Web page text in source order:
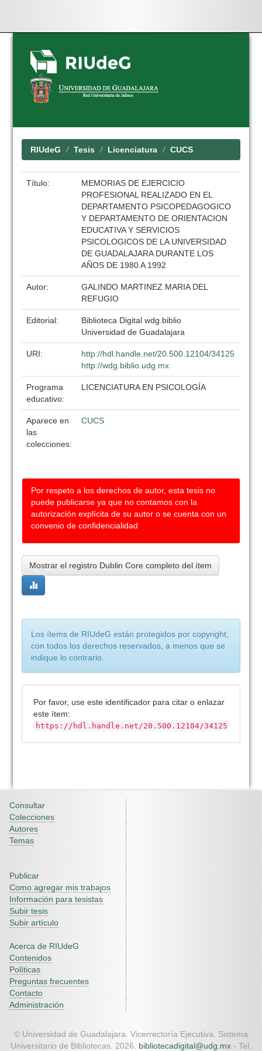
Skip
navigation
RIUdeG Tesis Licenciatura CUCS
Título:
MEMORIAS DE EJERCICIO
PROFESIONAL REALIZADO EN EL
DEPARTAMENTO PSICOPEDAGOGICO
Y DEPARTAMENTO DE ORIENTACION
EDUCATIVA Y SERVICIOS
PSICOLOGICOS DE LA UNIVERSIDAD
DE GUADALAJARA DURANTE LOS
AÑOS DE 1980 A 1992
Autor:
GALINDO MARTINEZ MARIA DEL
REFUGIO
Editorial:
Biblioteca Digital wdg.biblio
Universidad de Guadalajara
URI:
http://hdl.handle.net/20.500.12104/34125
http://wdg.biblio.udg.mx
Programa
educativo:
LICENCIATURA EN PSICOLOGÍA
Aparece en
las
colecciones:
CUCS
Por respeto a los derechos de autor, esta tesis no
puede publicarse ya que no contamos con la
autorización explícita de su autor o se cuenta con un
convenio de confidencialidad
Mostrar el registro Dublin Core completo del ítem
Los ítems de RIUdeG están protegidos por copyright,
con todos los derechos reservados, a menos que se
indique lo contrario.
Por favor, use este identificador para citar o enlazar
este ítem:
https://hdl.handle.net/20.500.12104/34125
Consultar
Colecciones
Autores
Temas
Publicar
Como agregar mis trabajos
Información para tesistas
Subir tesis
Subir artículo
Acerca de RIUdeG
Contenidos
Políticas
Preguntas frecuentes
Contacto
Administración
© Universidad de Guadalajara. Vicerrectoría Ejecutiva. Sistema
Universitario de Bibliotecas. 2026. bibliotecadigital@udg.mx - Tel.